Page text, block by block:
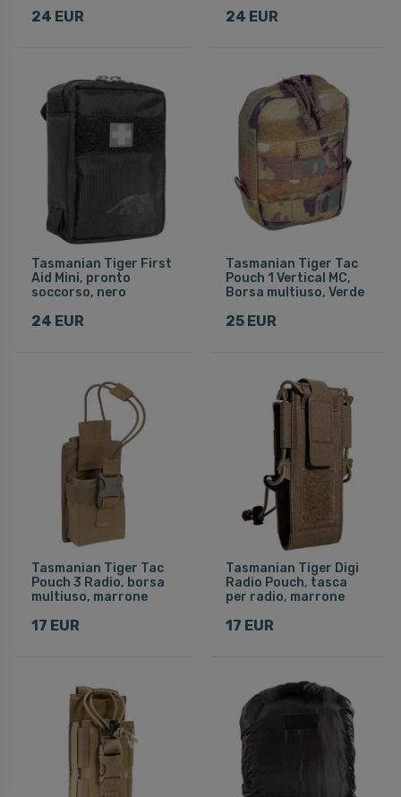
24 EUR 24 EUR
Tasmanian Tiger First
Aid Mini, pronto
soccorso, nero
24 EUR
Tasmanian Tiger Tac
Pouch 1 Vertical MC,
Borsa multiuso, Verde
25 EUR
Tasmanian Tiger Tac
Pouch 3 Radio, borsa
multiuso, marrone
17 EUR
Tasmanian Tiger Digi
Radio Pouch, tasca
per radio, marrone
17 EUR